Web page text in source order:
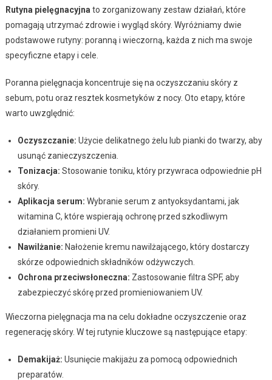
Rutyna pielęgnacyjna to zorganizowany zestaw działań, które
pomagają utrzymać zdrowie i wygląd skóry. Wyróżniamy dwie
podstawowe rutyny: poranną i wieczorną, każda z nich ma swoje
specyficzne etapy i cele.
Poranna pielęgnacja koncentruje się na oczyszczaniu skóry z
sebum, potu oraz resztek kosmetyków z nocy. Oto etapy, które
warto uwzględnić:
Oczyszczanie: Użycie delikatnego żelu lub pianki do twarzy, aby
usunąć zanieczyszczenia.
Tonizacja: Stosowanie toniku, który przywraca odpowiednie pH
skóry.
Aplikacja serum: Wybranie serum z antyoksydantami, jak
witamina C, które wspierają ochronę przed szkodliwym
działaniem promieni UV.
Nawilżanie: Nałożenie kremu nawilżającego, który dostarczy
skórze odpowiednich składników odżywczych.
Ochrona przeciwsłoneczna: Zastosowanie filtra SPF, aby
zabezpieczyć skórę przed promieniowaniem UV.
Wieczorna pielęgnacja ma na celu dokładne oczyszczenie oraz
regenerację skóry. W tej rutynie kluczowe są następujące etapy:
Demakijaż: Usunięcie makijażu za pomocą odpowiednich
preparatów.